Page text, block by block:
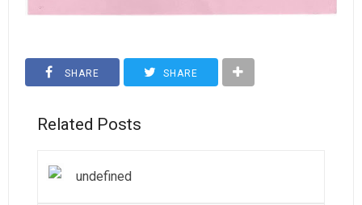
SHARE SHARE
Related Posts
undefined